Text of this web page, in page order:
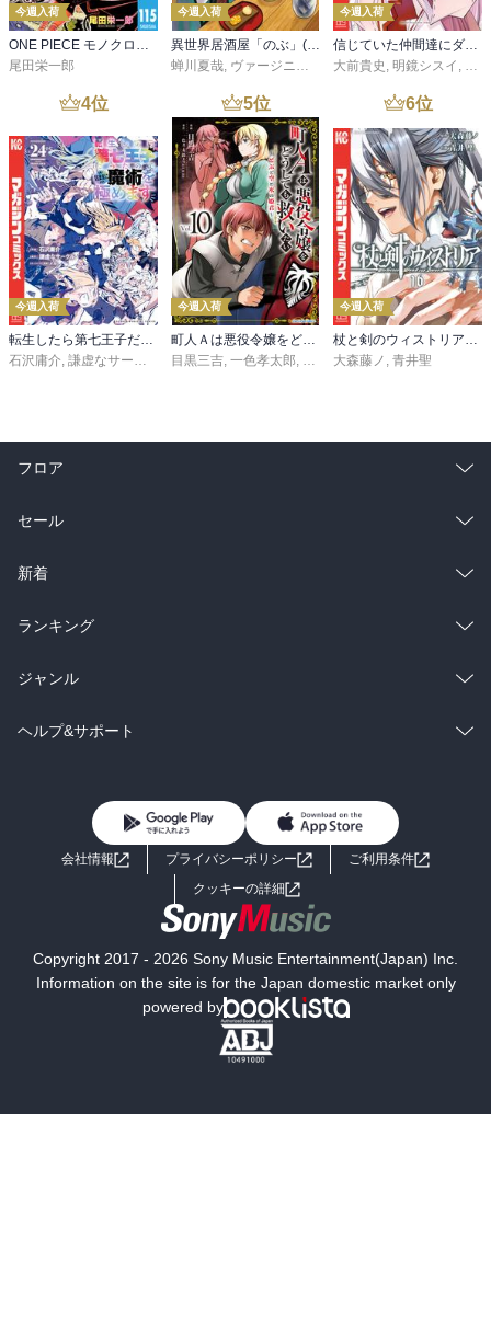
今週入荷
ONE PIECE モノクロ版 115
尾田栄一郎
今週入荷
異世界居酒屋「のぶ」(22)
蝉川夏哉, ヴァージニア二等兵 ,転
今週入荷
信じていた仲間達にダンジョン奥地で殺されかけたがギフト『無限ガチャ』でレベル９９９９の仲間達を手に入れて元パーティーメンバーと世界に復讐＆『ざまぁ！』します！（２３）
大前貴史 , 明鏡シスイ , ｔ
4位
今週入荷
転生したら第七王子だったので、気ままに魔術を極めます（２４）
石沢庸介, 謙虚なサークル メル。
5位
今週入荷
町人Ａは悪役令嬢をどうしても救いたい ～どぶと空と氷の姫君～１０【電子書店共通特典イラスト付】
目黒三吉, 一色孝太郎, Parum
6位
今週入荷
杖と剣のウィストリア（１６）
大森藤ノ , 青井聖
フロア
総合
ラノベ
雑誌・グラビア
BL・TL
セール
総合
ラノベ
雑誌・グラビア
BL・TL
新着
総合
ラノベ
雑誌・グラビア
ランキング
総合
ラノベ
ジャンル
コミック
ライトノベル 男子向けラノベ
小説
海外小説
ミステリー SF
文学
ヘルプ&サポート
よくあるご質問 お問い合わせ
会社情報 プライバシーポリシー
ご利用条件
クッキーの詳細
Copyright 2017 - 2026 Sony Music Entertainment(Japan) Inc.
Information on the site is for the Japan domestic market only
powered by